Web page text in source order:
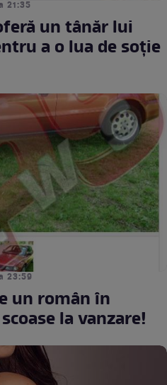
21:35
un tânăr lui
a o lua de soţie
23:59
un român în
la vanzare!